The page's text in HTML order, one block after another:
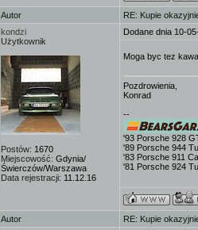
Autor
RE: Kupie
kondzi
Użytkownik
Postów: 1670
Miejscowość: Gdynia/
Świerczów/Warszawa
Data rejestracji: 11.12.16
Dodane dnia 10-
Moga byc tez
Pozdrowienia,
Konrad
--
'93 Porsche 928
'89 Porsche 944
'83 Porsche 911
'81 Porsche 924
Autor
RE: Kupie